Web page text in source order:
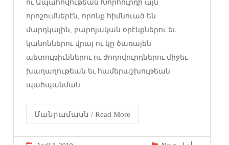
ու Ապահովութեան Խորհուրդի այն
որոշումներէն, որոնք հիմնուած են
մարդկային, բարոյական օրէնքներու եւ
կանոններու վրայ ու կը ծառայեն
պետութիւններու ու ժողովուրդներու միջեւ
խաղաղութեան եւ համերաշխութեան
պահպանման:
Մանրամասն / Read More